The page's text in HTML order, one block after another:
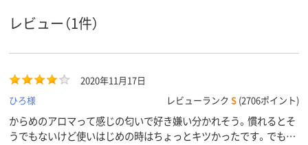
レビュー（1件）
2020年11月17日
ひろ様
レビューランク S (2706ポイント)
からめのアロマって感じの匂いで好き嫌い分かれそう。慣れるとそ
うでもないけど使いはじめの時はちょっとキツかったです。でも洗